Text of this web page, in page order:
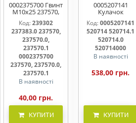
0002375700 Гвинт
M10x25 237570,
237570.0,
237570.1
Код:239302
237383.0 237570,
237570.0,
237570.1
0002375700
237570, 237570.0,
237570.1
В наявності
40,00 грн.
КУПИТИ
0005207141
Кулачок
ножовий,
прижим коси
520714, 520714.0
Код: 0005207141
520714 520714.1
520714.0
520714000
В наявності
538,00 грн.
КУПИТИ